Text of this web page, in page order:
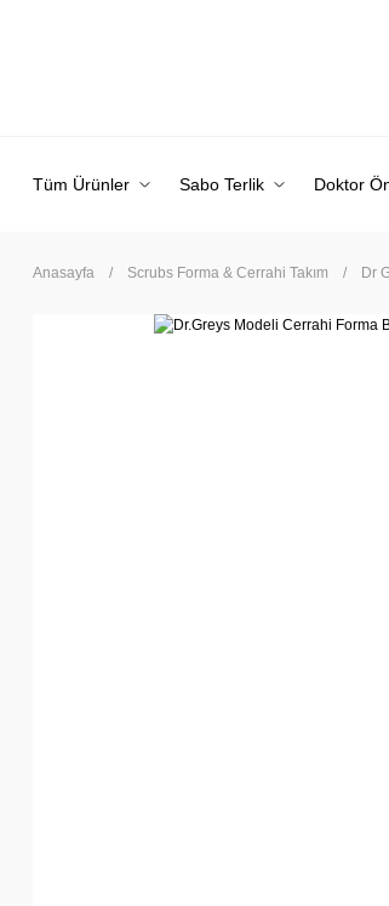
Tüm Ürünler Sabo Terlik Doktor
Anasayfa Scrubs Forma & Cerrahi Takım Dr